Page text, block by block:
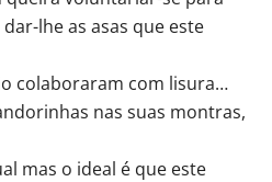
lhe as asas que este
colaboraram com lisura…
nas suas montras,
mas o ideal é que este